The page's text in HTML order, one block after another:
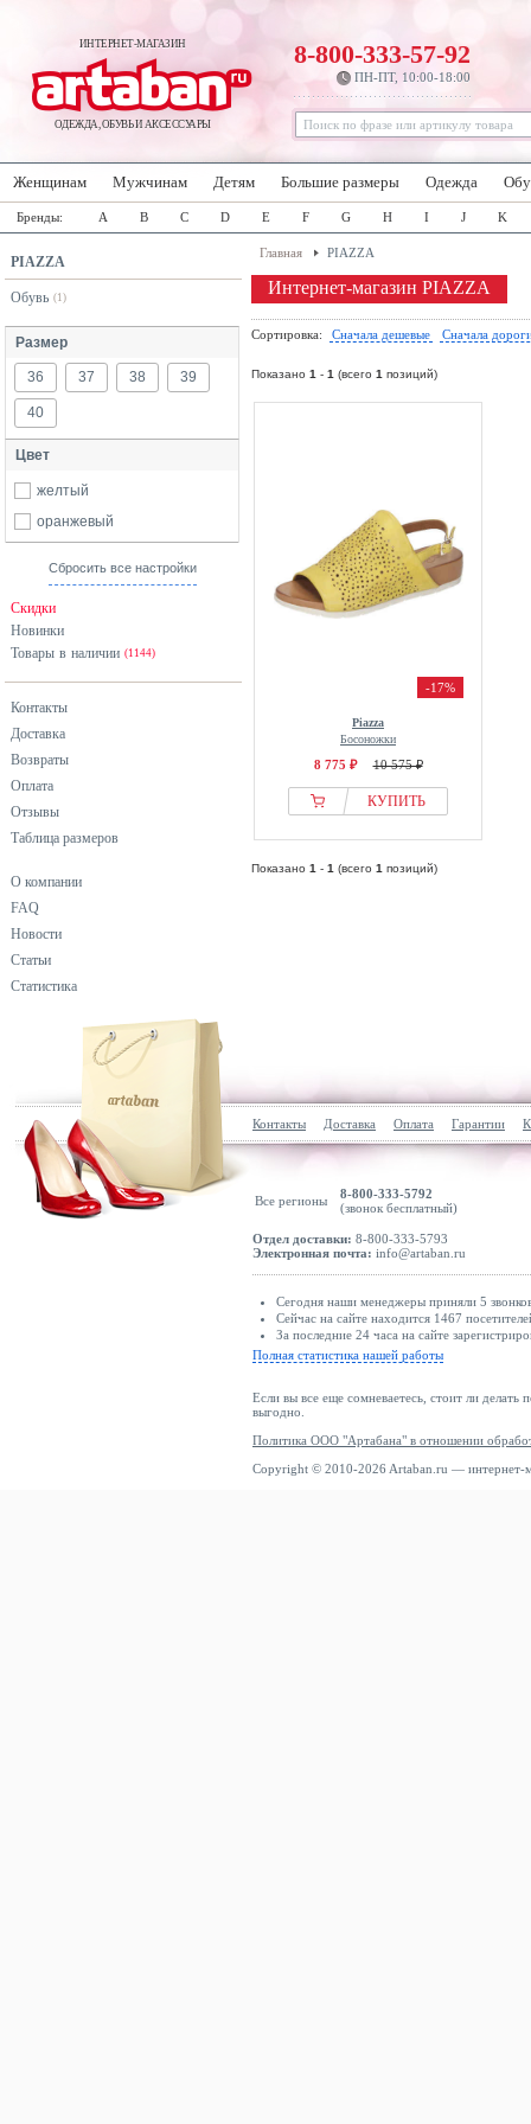
ИНТЕРНЕТ-МАГАЗИН
ОДЕЖДА, ОБУВЬ И АКСЕССУАРЫ
8-800-333-57-92
ПН-ПТ, 10:00-18:00
Женщинам Мужчинам Детям Большие размеры Одежда
Бренды: A B C D E F G H I J K
PIAZZA
Обувь (1)
Размер
36 37 38 39
40
Цвет
желтый
оранжевый
Сбросить все настройки
Скидки
Новинки
Товары в наличии (1144)
Контакты
Доставка
Возвраты
Оплата
Отзывы
Таблица размеров
О компании
FAQ
Новости
Статьи
Статистика
Главная PIAZZA
Интернет-магазин PIAZZA
Сортировка: Сначала дешевые Сначала
Показано 1 - 1 (всего 1 позиций)
-17%
Piazza
Босоножки
8 775 ₽ 10 575 ₽
КУПИТЬ
Показано 1 - 1 (всего 1 позиций)
Контакты Доставка Оплата Гарантии
Все регионы
8-800-333-5792
(звонок бесплатный)
Отдел доставки: 8-800-333-5793
Электронная почта: info@artaban.ru
Сегодня наши менеджеры приняли 5
Сейчас на сайте находится 1467
За последние 24 часа на сайте
Полная статистика нашей работы
Если вы все еще сомневаетесь, стоит ли делать
выгодно.
Политика ООО "Артабана" в отношении
Copyright © 2010-2026 Artaban.ru — интернет-